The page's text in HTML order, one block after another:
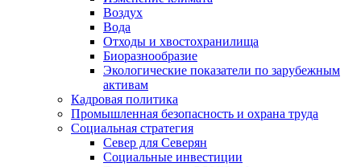
Воздух
Вода
Отходы и хвостохранилища
Биоразнообразие
Экологические показатели по зарубежным
активам
Кадровая политика
Промышленная безопасность и охрана труда
Социальная стратегия
Север для Северян
Социальные инвестиции